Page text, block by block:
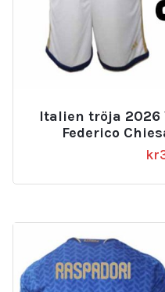
Italien tröja 2026
Federico
kr